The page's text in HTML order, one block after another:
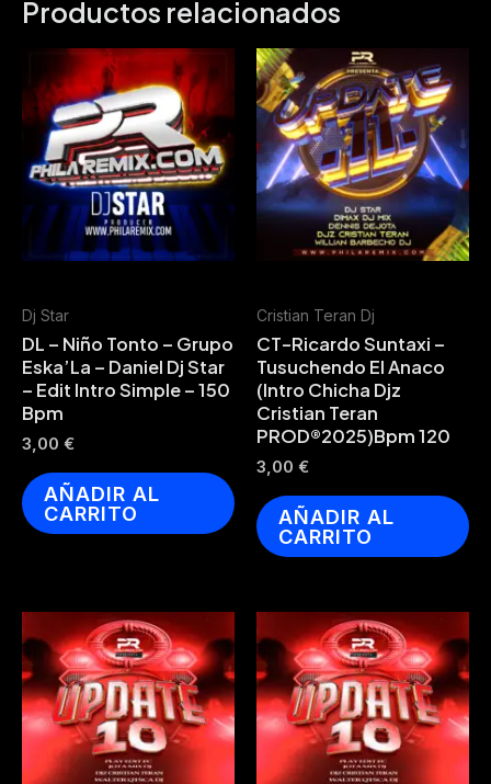
Productos relacionados
Dj Star
DL – Niño Tonto – Grupo
Eska’La – Daniel Dj Star
– Edit Intro Simple – 150
Bpm
3,00 €
AÑADIR AL
CARRITO
Cristian Teran Dj
CT-Ricardo Suntaxi –
Tusuchendo El Anaco
(Intro Chicha Djz
Cristian Teran
PROD®2025)Bpm 120
3,00 €
AÑADIR AL
CARRITO